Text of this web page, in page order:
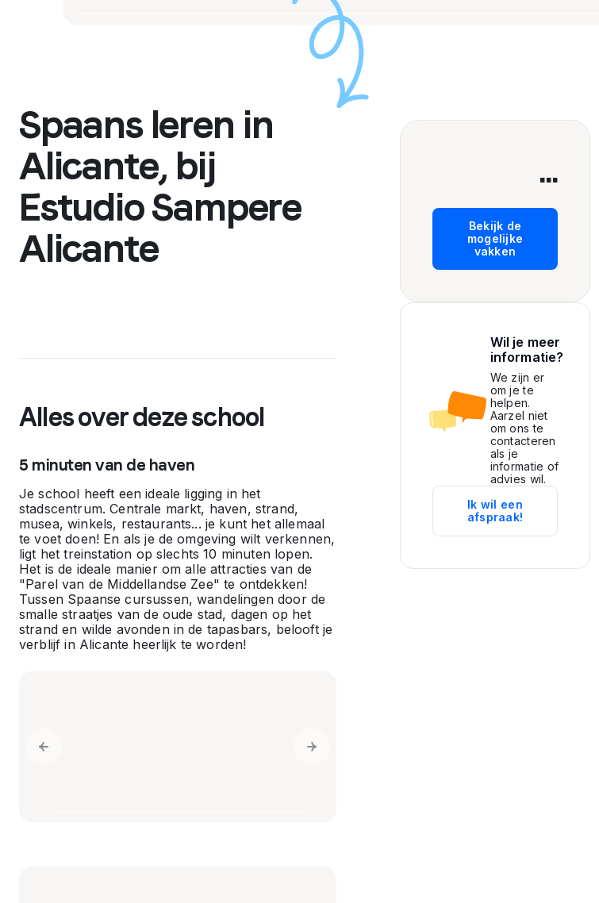
Spaans leren in
Alicante, bij
Estudio Sampere
Alicante
Alles over deze school
5 minuten van de haven
Je school heeft een ideale ligging in het
stadscentrum. Centrale markt, haven, strand,
musea, winkels, restaurants... je kunt het allemaal
te voet doen! En als je de omgeving wilt verkennen,
ligt het treinstation op slechts 10 minuten lopen.
Het is de ideale manier om alle attracties van de
"Parel van de Middellandse Zee" te ontdekken!
Tussen Spaanse cursussen, wandelingen door de
smalle straatjes van de oude stad, dagen op het
strand en wilde avonden in de tapasbars, belooft je
verblijf in Alicante heerlijk te worden!
Previous slide Next slide
...
Bekijk de
mogelijke
vakken
Wil je meer
informatie?
We zijn er
om je te
helpen.
Aarzel niet
om ons te
contacteren
als je
informatie of
advies wil.
Ik wil een
afspraak!